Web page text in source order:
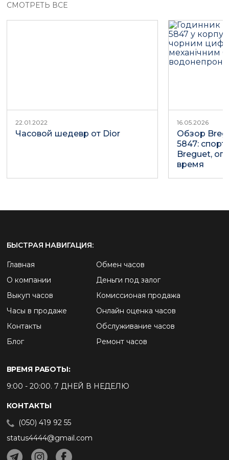
СМОТРЕТЬ ВСЕ
22.01.2022
Часовой шедевр от Dior
16.05.2026
Обзор
5847:
Breguet,
время
БЫСТРАЯ НАВИГАЦИЯ:
Главная
О компании
Выкуп часов
Часы в продаже
Контакты
Блог
Обмен часов
Деньги под залог
Комиссионая продажа
Онлайн оценка часов
Обслуживание часов
Ремонт часов
ВРЕМЯ РАБОТЫ:
9:00 - 20:00. 7 ДНЕЙ В НЕДЕЛЮ
КОНТАКТЫ
(050) 419 92 55
status4444@gmail.com